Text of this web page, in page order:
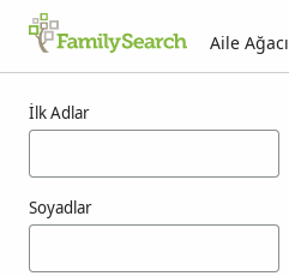
Aile Ağacı
İlk Adlar
Soyadlar